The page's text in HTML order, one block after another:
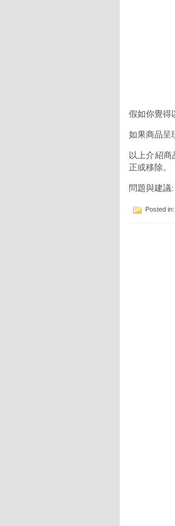
假如你覺得
如果商品呈
以上介紹
正或移除。
問題與建議
Posted in: